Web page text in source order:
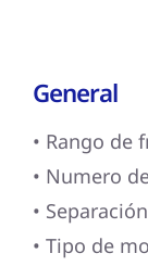
General
• Rango de
• Numero
•
• Tipo de